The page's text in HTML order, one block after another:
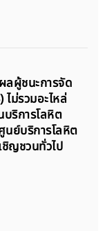
ลผู้ชนะการจัด
ไม่รวมอะไหล่
ริการโลหิต
ย์บริการโลหิต
ชิญชวนทั่วไป